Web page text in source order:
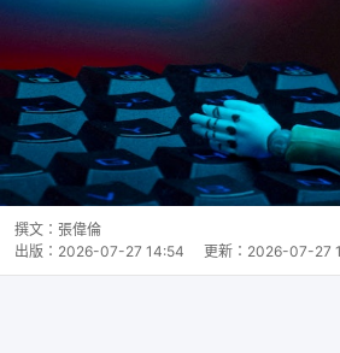
撰文： 張偉倫
出版： 2026-07-27 14:54 更新： 2026-07-27